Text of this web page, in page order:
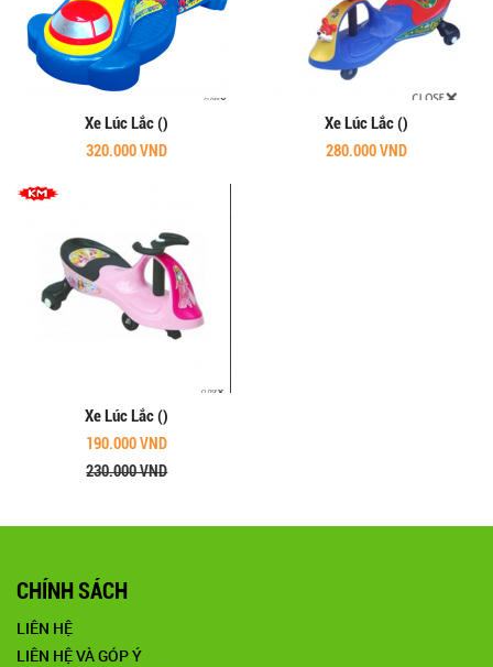
Xe Lúc Lắc ()
320.000 VND
Xe Lúc Lắc ()
280.000 VND
Xe Lúc Lắc ()
190.000 VND
230.000 VND
CHÍNH SÁCH
LIÊN HỆ
LIÊN HỆ VÀ GÓP Ý